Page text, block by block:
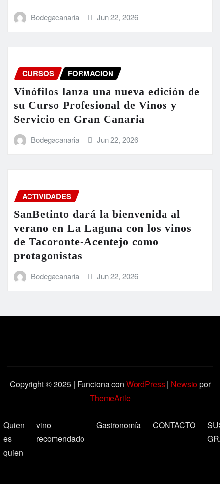
Bodegacanaria Jun 22, 2026
CURSOS FORMACION
Vinófilos lanza una nueva edición de
su Curso Profesional de Vinos y
Servicio en Gran Canaria
Bodegacanaria Jun 22, 2026
ACTIVIDADES
SanBetinto dará la bienvenida al
verano en La Laguna con los vinos
de Tacoronte-Acentejo como
protagonistas
Bodegacanaria Jun 22, 2026
Copyright © 2025 | Funciona con WordPress | Newsiopor
ThemeArile
Quien
es
quien
vino
recomendado
Gastronomía CONTACTO